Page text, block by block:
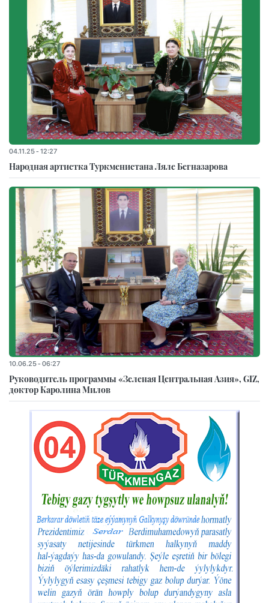
04.11.25 - 12:27
Народная артистка Туркменистана Ляле Бегназарова
10.06.25 - 06:27
Руководитель программы «Зеленая Центральная Азия», GIZ,
доктор Каролина Милов